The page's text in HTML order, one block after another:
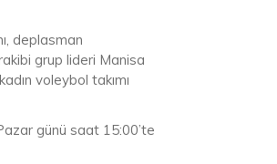
deplasman
grup lideri Manisa
voleybol takımı
günü saat 15:00’te